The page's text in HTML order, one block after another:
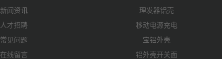
新闻资讯
人才招聘
常见问题
在线留言
理发器铝壳
移动电源充电
宝铝外壳
铝外壳开关面